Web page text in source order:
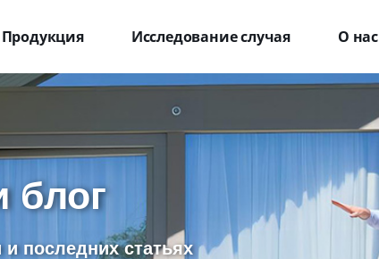
Продукция Исследование случая О нас
блог
и последних статьях